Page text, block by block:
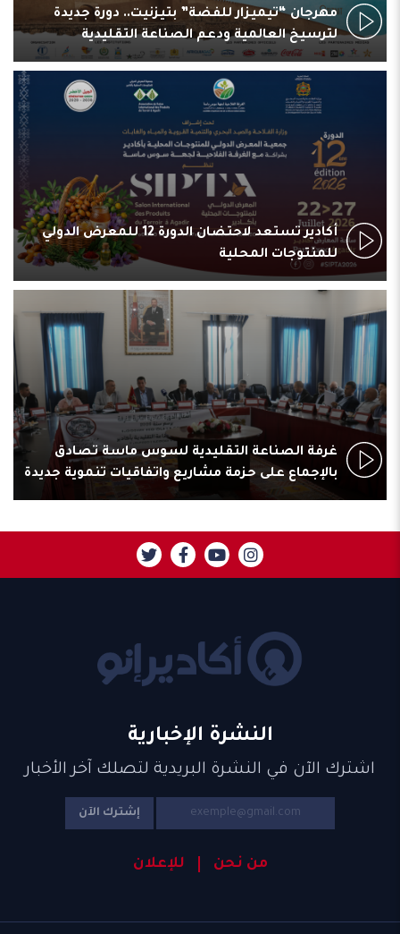
مهرجان “تيميزار للفضة” بتيزنيت.. دورة جديدة
لترسيخ العالمية ودعم الصناعة التقليدية
أكادير تستعد لاحتضان الدورة 12 للمعرض الدولي
للمنتوجات المحلية
غرفة الصناعة التقليدية لسوس ماسة تصادق
بالإجماع على حزمة مشاريع واتفاقيات تنموية جديدة
النشرة الإخبارية
اشترك الآن في النشرة البريدية لتصلك آخر الأخبار
إشترك الآن
من نحن للإعلان